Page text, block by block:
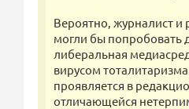
Вероятно, журналист и
могли бы попробовать
либеральная
вирусом
проявляется в
отличающейся